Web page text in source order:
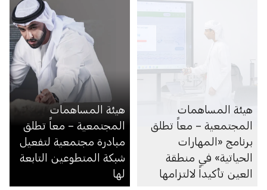
هيئة المساهمات
المجتمعية – معاً تطلق
برنامج «المهارات
الحياتية» في منطقة
العين تأكيداً لالتزامها
هيئة المساهمات
المجتمعية – معاً تطلق
مبادرة مجتمعية لتفعيل
شبكة المتطوعين التابعة
لها